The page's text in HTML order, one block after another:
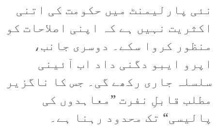
نئی پارلیمنٹ میں حکومت کی اتنی
اکثریت نہیں ہے کہ اپنی اصلاحات کو
منظور کروا سکے۔ دوسری جانب،
اپرو ایبو دگنی داد اب آئینی
سلسلہ جاری رکھے گی۔ جس کا ناگزیر
مطلب قابلِ نفرت ”معاہدوں کی
پالیسی“ تک محدود رہنا ہے۔